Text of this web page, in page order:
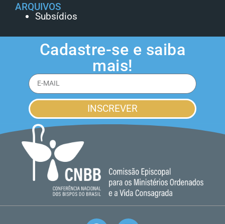
ARQUIVOS
Subsídios
Cadastre-se e saiba
mais!
INSCREVER